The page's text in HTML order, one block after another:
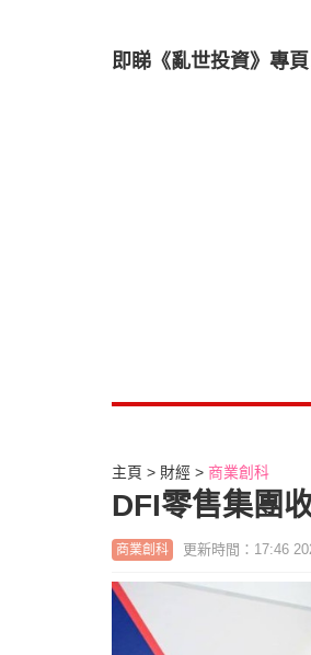
即睇《亂世投資》專頁
主頁 財經 商業創科
DFI零售集團
商業創科 更新時間：17:46